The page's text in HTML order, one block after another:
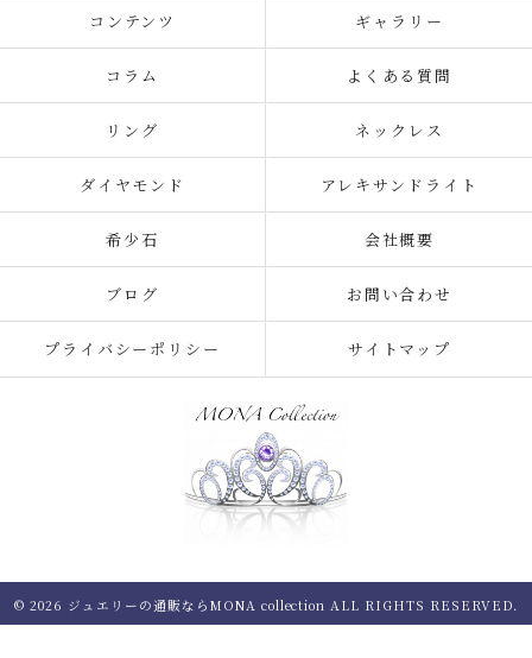
コンテンツ ギャラリー
コラム よくある質問
リング ネックレス
ダイヤモンド アレキサンドライト
希少石 会社概要
ブログ お問い合わせ
プライバシーポリシー サイトマップ
© 2026 ジュエリーの通販ならMONA collection ALL RIGHTS RESERVED.